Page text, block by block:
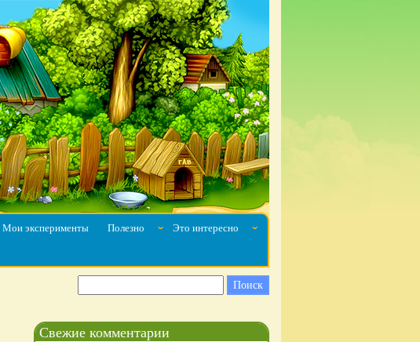
Мои эксперименты Полезно ˇ Это интересно ˇ
Свежие комментарии